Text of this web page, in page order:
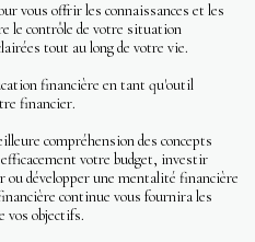
vous offrir les connaissances et les
le contrôle de votre situation
tout au long de votre vie.
financière en tant qu'outil
financier.
compréhension des concepts
votre budget, investir
développer une mentalité financière
continue vous fournira les
vos objectifs.